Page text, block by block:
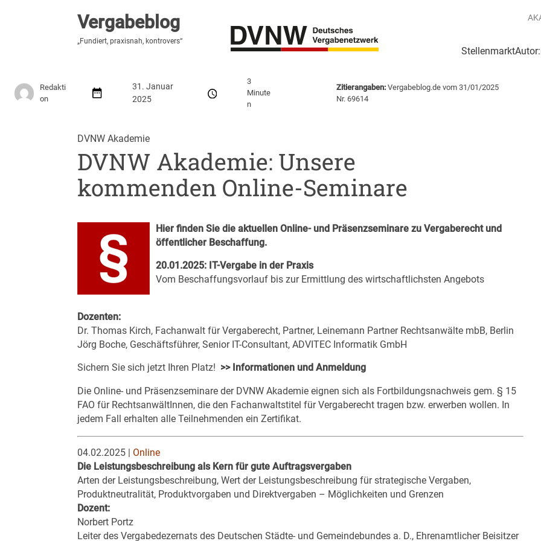
Vergabeblog
„Fundiert, praxisnah, kontrovers“
Stellenmarkt
Vergabeblog
„Fundiert, praxisnah, kontrovers“
Redakti
on
31. Januar
2025
3
Minute
n
Zitierangaben:Vergabeblog.de vom 31/01/2025
Nr. 69614
DVNW Akademie
DVNW Akademie: Unsere
kommenden Online-Seminare
Hier finden Sie die aktuellen Online- und Präsenzseminare zu Vergaberecht und
öffentlicher Beschaffung.
20.01.2025: IT-Vergabe in der Praxis
Vom Beschaffungsvorlauf bis zur Ermittlung des wirtschaftlichsten Angebots
Dozenten:
Dr. Thomas Kirch, Fachanwalt für Vergaberecht, Partner, Leinemann Partner Rechtsanwälte mbB, Berlin
Jörg Boche, Geschäftsführer, Senior IT-Consultant, ADVITEC Informatik GmbH
Sichern Sie sich jetzt Ihren Platz! >> Informationen und Anmeldung
Die Online- und Präsenzseminare der DVNW Akademie eignen sich als Fortbildungsnachweis gem. § 15
FAO für RechtsanwältInnen, die den Fachanwaltstitel für Vergaberecht tragen bzw. erwerben wollen. In
jedem Fall erhalten alle Teilnehmenden ein Zertifikat.
04.02.2025 | Online
Die Leistungsbeschreibung als Kern für gute Auftragsvergaben
Arten der Leistungsbeschreibung, Wert der Leistungsbeschreibung für strategische Vergaben,
Produktneutralität, Produktvorgaben und Direktvergaben – Möglichkeiten und Grenzen
Dozent:
Norbert Portz
Leiter des Vergabedezernats des Deutschen Städte- und Gemeindebundes a. D., Ehrenamtlicher Beisitzer